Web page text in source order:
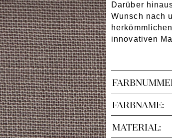
Darüber
Wunsch nach
innovativen
FARBNAME:
MATERIAL: